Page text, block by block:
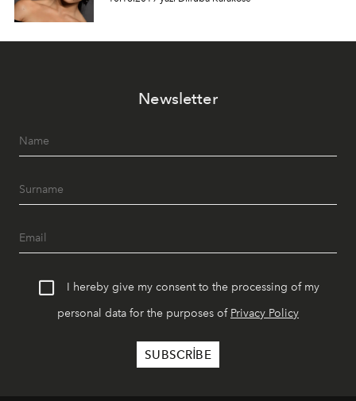
Newsletter
I hereby give my consent to the processing of my
personal data for the purposes of Privacy Policy